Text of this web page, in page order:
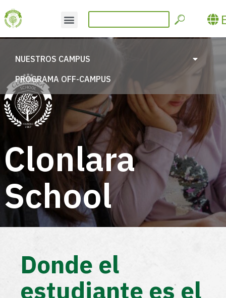
NUESTROS CAMPUS
PROGRAMA OFF-CAMPUS
Clonlara
School
Donde el
estudiante es el